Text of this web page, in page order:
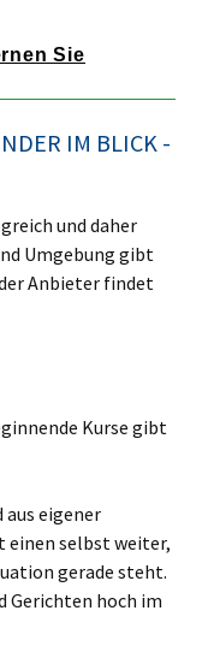
Sie
IM BLICK -
und daher
Umgebung gibt
Anbieter findet
Kurse gibt
aus eigener
einen selbst weiter,
gerade steht.
Gerichten hoch im